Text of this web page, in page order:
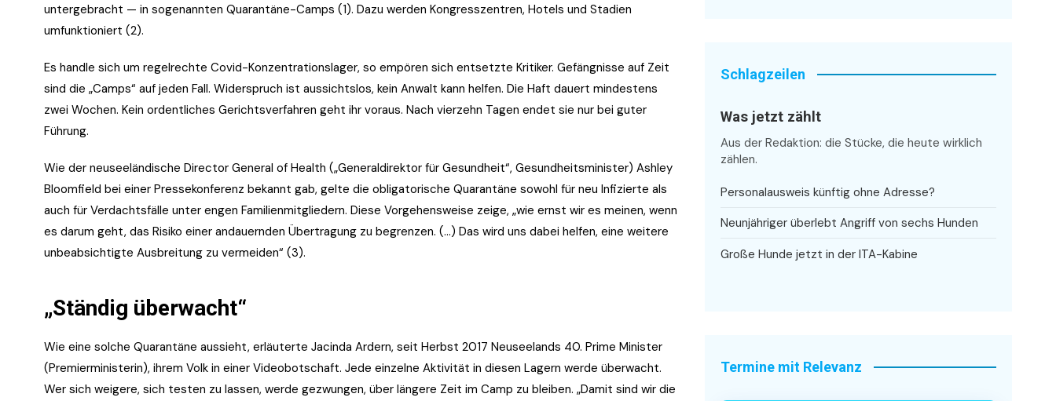
untergebracht — in sogenannten Quarantäne-Camps (1). Dazu werden Kongresszentren, Hotels und Stadien
umfunktioniert (2).
Es handle sich um regelrechte Covid-Konzentrationslager, so empören sich entsetzte Kritiker. Gefängnisse auf Zeit
sind die „Camps“ auf jeden Fall. Widerspruch ist aussichtslos, kein Anwalt kann helfen. Die Haft dauert mindestens
zwei Wochen. Kein ordentliches Gerichtsverfahren geht ihr voraus. Nach vierzehn Tagen endet sie nur bei guter
Führung.
Wie der neuseeländische Director General of Health („Generaldirektor für Gesundheit“, Gesundheitsminister) Ashley
Bloomfield bei einer Pressekonferenz bekannt gab, gelte die obligatorische Quarantäne sowohl für neu Infizierte als
auch für Verdachtsfälle unter engen Familienmitgliedern. Diese Vorgehensweise zeige, „wie ernst wir es meinen, wenn
es darum geht, das Risiko einer andauernden Übertragung zu begrenzen. (…) Das wird uns dabei helfen, eine weitere
unbeabsichtigte Ausbreitung zu vermeiden“ (3).
„Ständig überwacht“
Wie eine solche Quarantäne aussieht, erläuterte Jacinda Ardern, seit Herbst 2017 Neuseelands 40. Prime Minister
(Premierministerin), ihrem Volk in einer Videobotschaft. Jede einzelne Aktivität in diesen Lagern werde überwacht.
Wer sich weigere, sich testen zu lassen, werde gezwungen, über längere Zeit im Camp zu bleiben. „Damit sind wir die
Schlagzeilen
Was jetzt zählt
Aus der Redaktion: die Stücke, die heute wirklich
zählen.
Personalausweis künftig ohne Adresse?
Neunjähriger überlebt Angriff von sechs Hunden
Große Hunde jetzt in der ITA-Kabine
Termine mit Relevanz